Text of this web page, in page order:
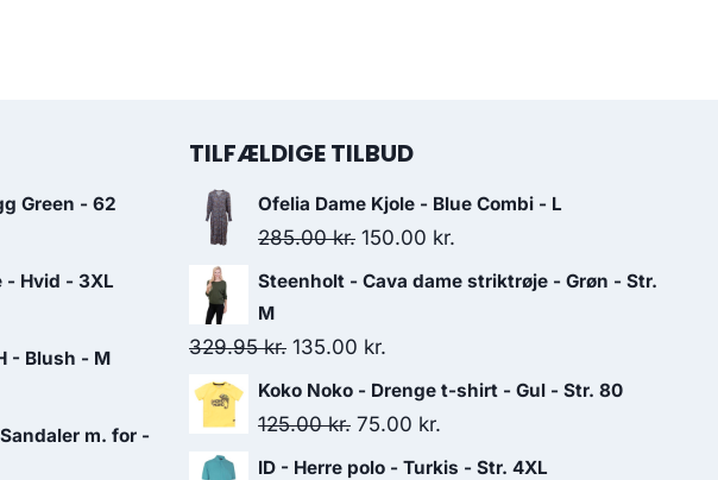
Green - 62
- Hvid - 3XL
- Blush - M
m. for -
TILFÆLDIGE TILBUD
Ofelia Dame Kjole - Blue Combi - L
285.00kr. Original
price
285.00 kr..
150.00 kr.
price
Steenholt - Cava dame striktrøje - Grøn - Str.
M
329.95kr. Original
price
was:
135.00 kr.
price
is:
Koko Noko - Drenge t-shirt - Gul - Str. 80
125.00kr. Original
price
75.00 kr.
price
ID - Herre polo - Turkis - Str. 4XL